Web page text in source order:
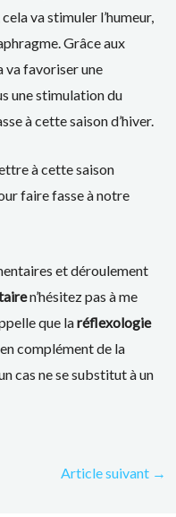
va stimuler l’humeur,
Grâce aux
va favoriser une
une stimulation du
à cette saison d’hiver.
à cette saison
faire fasse à notre
et déroulement
n’hésitez pas à me
que laréflexologie
complément de la
cas ne se substitut à un
Article suivant →